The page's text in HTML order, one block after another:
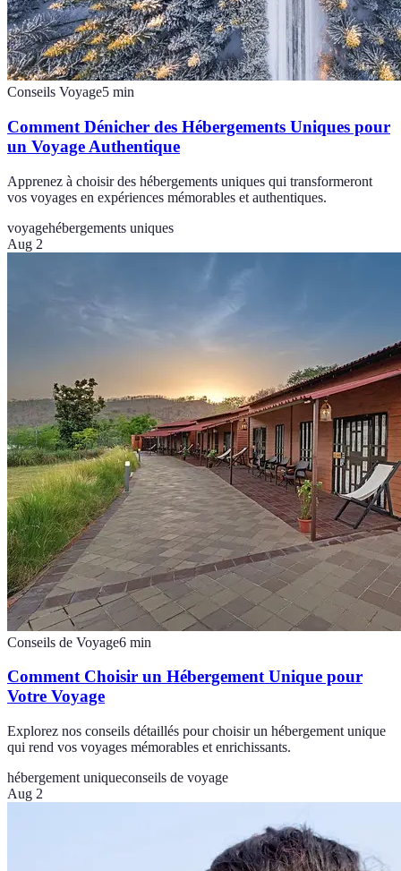
Conseils Voyage5 min
Comment Dénicher des Hébergements Uniques pour
un Voyage Authentique
Apprenez à choisir des hébergements uniques qui transformeront
vos voyages en expériences mémorables et authentiques.
voyagehébergements uniques
Aug 2
Conseils de Voyage6 min
Comment Choisir un Hébergement Unique pour
Votre Voyage
Explorez nos conseils détaillés pour choisir un hébergement unique
qui rend vos voyages mémorables et enrichissants.
hébergement uniqueconseils de voyage
Aug 2